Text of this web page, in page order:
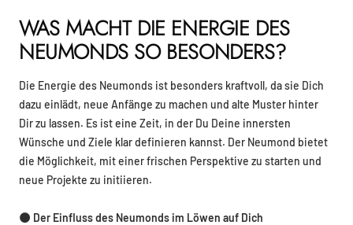
WAS MACHT DIE ENERGIE DES
NEUMONDS SO BESONDERS?
Die Energie des Neumonds ist besonders kraftvoll, da sie Dich
dazu einlädt, neue Anfänge zu machen und alte Muster hinter
Dir zu lassen. Es ist eine Zeit, in der Du Deine innersten
Wünsche und Ziele klar definieren kannst. Der Neumond bietet
die Möglichkeit, mit einer frischen Perspektive zu starten und
neue Projekte zu initiieren.
🌑 Der Einfluss des Neumonds im Löwen auf Dich